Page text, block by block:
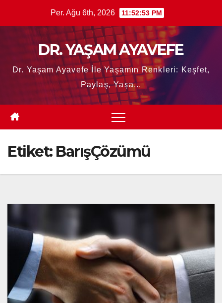
Per. Ağu 6th, 2026 11:52:54 PM
DR. YAŞAM AYAVEFE
Dr. Yaşam Ayavefe İle Yaşamın Renkleri: Keşfet,
Paylaş, Yaşa...
Etiket: BarışÇözümü